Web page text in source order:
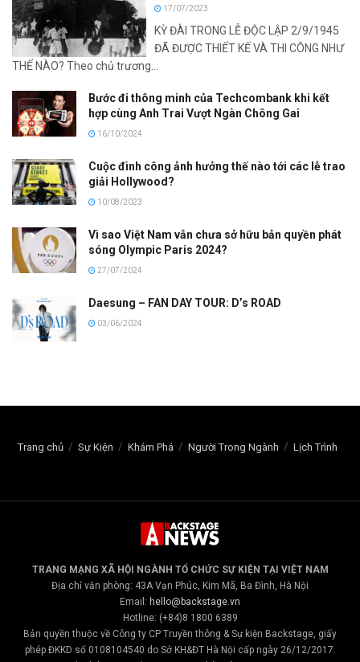
17/07/2023
KỲ ĐÀI TRONG LỄ ĐỘC LẬP 2/9/1945
ĐÃ ĐƯỢC THIẾT KẾ VÀ THI CÔNG NHƯ
THẾ NÀO? Theo chủ trương...
Bước đi thông minh của Techcombank khi kết
hợp cùng Anh Trai Vượt Ngàn Chông Gai
16/10/2024
Cuộc đình công ảnh hưởng thế nào tới các lễ trao
giải Hollywood?
10/08/2023
Vì sao Việt Nam vẫn chưa sở hữu bản quyền phát
sóng Olympic Paris 2024?
27/07/2024
Daesung – FAN DAY TOUR: D’s ROAD
03/06/2024
Trang chủ Sự Kiện Khám Phá Người Trong Ngành Lịch Trình
TRANG MẠNG XÃ HỘI NGÀNH TỔ CHỨC SỰ KIỆN TẠI VIỆT NAM
Địa chỉ văn phòng: 43A Vạn Phúc, Kim Mã, Ba Đình, Hà Nội
Email: hello@backstage.vn
Hotline: (+84)8 1800 6389
Bản quyền thuộc về Công ty CP Truyền thông & Sự kiện Backstage, giấy
phép ĐKKD số 0108104540 do Sở KH&ĐT Hà Nội cấp ngày 26/12/2017.